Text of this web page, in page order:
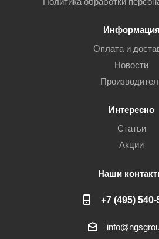
Информация
Оплата и
Новости
Интересно
Статьи
Акции
Наши
+7 (495)